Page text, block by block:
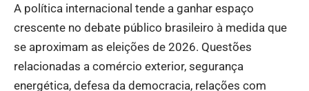
A política internacional tende a ganhar espaço
crescente no debate público brasileiro à medida que
se aproximam as eleições de 2026. Questões
relacionadas a comércio exterior, segurança
energética, defesa da democracia, relações com